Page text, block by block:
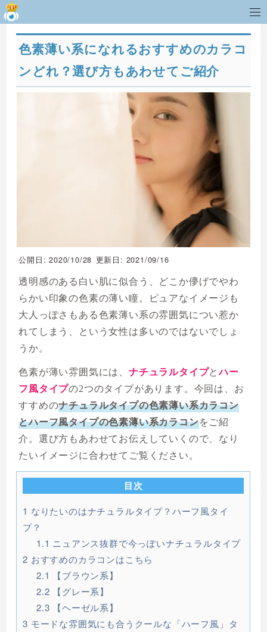
色素薄い系になれるおすすめのカラコ
ンどれ？選び方もあわせてご紹介
公開日: 2020/10/28 更新日: 2021/09/16
透明感のある白い肌に似合う、どこか儚げでやわ
らかい印象の色素の薄い瞳。ピュアなイメージも
大人っぽさもある色素薄い系の雰囲気につい惹か
れてしまう、という女性は多いのではないでしょ
うか。
色素が薄い雰囲気には、 ナチュラルタイプとハー
フ風タイプの2つのタイプがあります。今回は、お
すすめのナチュラルタイプの色素薄い系カラコン
とハーフ風タイプの色素薄い系カラコンをご紹
介。選び方もあわせてお伝えしていくので、なり
たいイメージに合わせてご覧ください。
目次
1 なりたいのはナチュラルタイプ？ハーフ風タイ
プ？
1.1 ニュアンス抜群で今っぽいナチュラルタイプ
2 おすすめのカラコンはこちら
2.1
【ブラウン系】
2.2 【グレー系】
2.3 【ヘーゼル系】
3 モードな雰囲気にも合うクールな「ハーフ風」タ